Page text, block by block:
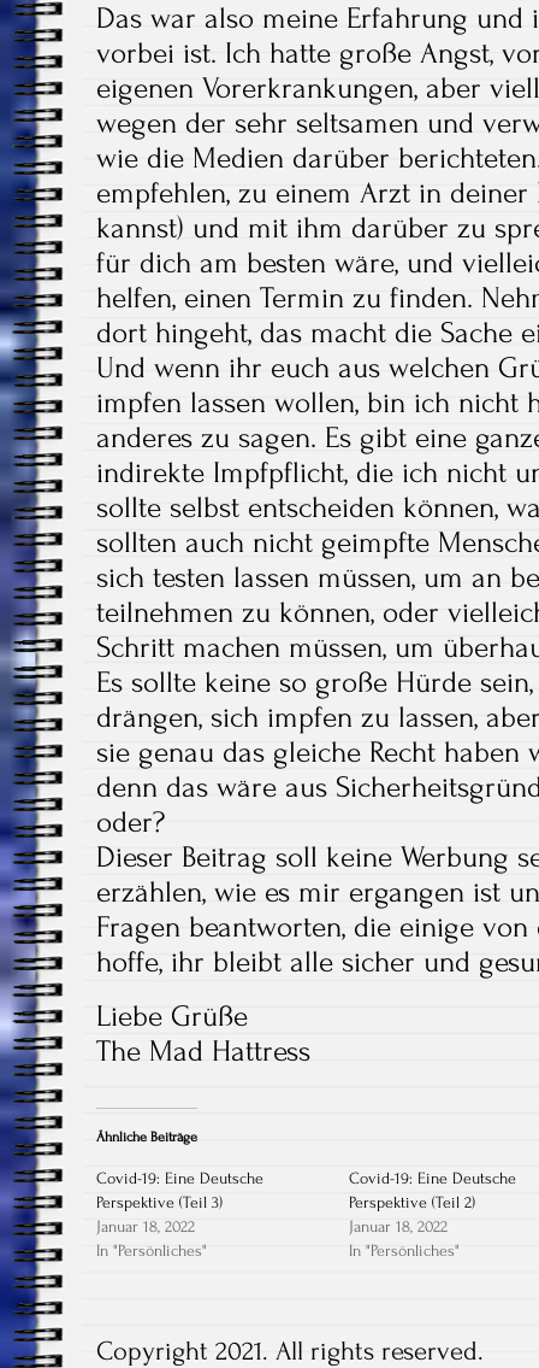
Das war also meine Erfahrung und
vorbei ist. Ich hatte große Angst,
eigenen Vorerkrankungen, aber
wegen der sehr seltsamen und
wie die Medien darüber
empfehlen, zu einem Arzt in
kannst) und mit ihm darüber zu
für dich am besten wäre, und
helfen, einen Termin zu finden.
dort hingeht, das macht die Sache
Und wenn ihr euch aus welchen
impfen lassen wollen, bin ich nicht
anderes zu sagen. Es gibt eine
indirekte Impfpflicht, die ich nicht
sollte selbst entscheiden können,
sollten auch nicht geimpfte
sich testen lassen müssen, um an
teilnehmen zu können, oder
Schritt machen müssen, um
Es sollte keine so große Hürde
drängen, sich impfen zu lassen,
sie genau das gleiche Recht haben
denn das wäre aus
oder?
Dieser Beitrag soll keine Werbung
erzählen, wie es mir ergangen ist
Fragen beantworten, die einige
hoffe, ihr bleibt alle sicher und
Liebe Grüße
The Mad Hattress
Ähnliche Beiträge
Covid-19: Eine Deutsche
Perspektive (Teil 3)
Januar 18, 2022
In "Persönliches"
Covid-19: Eine Deutsche
Perspektive (Teil 2)
Januar 18, 2022
In "Persönliches"
Copyright 2021. All rights reserved.